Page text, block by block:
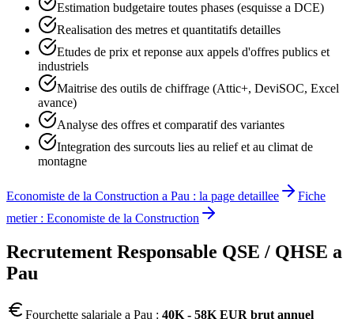
Estimation budgetaire toutes phases (esquisse a DCE)
Realisation des metres et quantitatifs detailles
Etudes de prix et reponse aux appels d'offres publics et
industriels
Maitrise des outils de chiffrage (Attic+, DeviSOC, Excel
avance)
Analyse des offres et comparatif des variantes
Integration des surcouts lies au relief et au climat de
montagne
Economiste de la Construction a Pau : la page detaillee
Fiche
metier : Economiste de la Construction
Recrutement Responsable QSE / QHSE a
Pau
Fourchette salariale a Pau : 40K - 58K EUR brut annuel